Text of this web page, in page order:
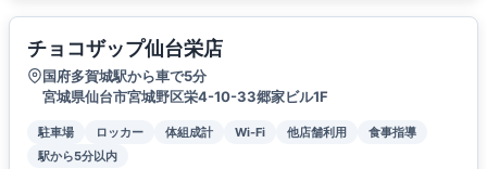
チョコザップ仙台栄店
国府多賀城駅から車で5分
宮城県仙台市宮城野区栄4-10-33郷家ビル1F
駐車場 ロッカー 体組成計 Wi-Fi 他店舗利用
食事指導
駅から5分以内